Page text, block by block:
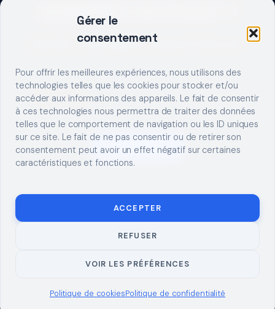
Gérer le
consentement
Pour offrir les meilleures expériences, nous utilisons des
technologies telles que les cookies pour stocker et/ou
accéder aux informations des appareils. Le fait de consentir
à ces technologies nous permettra de traiter des données
telles que le comportement de navigation ou les ID uniques
sur ce site. Le fait de ne pas consentir ou de retirer son
consentement peut avoir un effet négatif sur certaines
caractéristiques et fonctions.
ACCEPTER
REFUSER
VOIR LES PRÉFÉRENCES
Politique de cookiesPolitique de confidentialité
DEMARRER UN PROJET ?
Décrivez votre besoin, trouvez le bon pro.
S'INSCRIRE